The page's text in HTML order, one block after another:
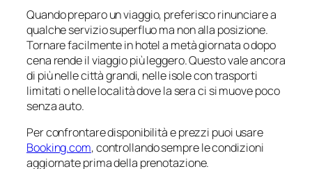
Quando preparo un viaggio, preferisco rinunciare a
qualche servizio superfluo ma non alla posizione.
Tornare facilmente in hotel a metà giornata o dopo
cena rende il viaggio più leggero. Questo vale ancora
di più nelle città grandi, nelle isole con trasporti
limitati o nelle località dove la sera ci si muove poco
senza auto.
Per confrontare disponibilità e prezzi puoi usare
Booking.com, controllando sempre le condizioni
aggiornate prima della prenotazione.